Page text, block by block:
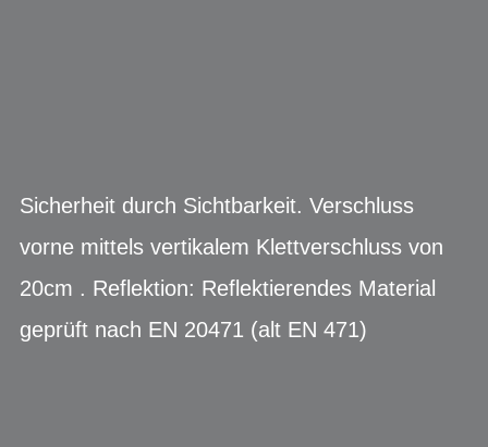
Sicherheit durch Sichtbarkeit. Verschluss
vorne mittels vertikalem Klettverschluss von
20cm . Reflektion: Reflektierendes Material
geprüft nach EN 20471 (alt EN 471)